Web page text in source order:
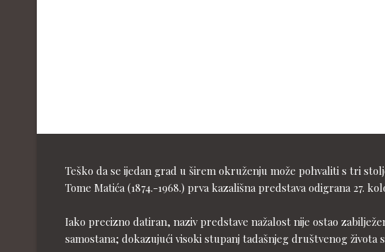
Teško da se ijedan grad u širem okruženju može pohvaliti s tri
Tome Matića (1874.-1968.) prva kazališna predstava odigrana 27.
Iako precizno datiran, naziv predstave nažalost nije ostao
samostana; dokazujući visoki stupanj tadašnjeg društvenog života